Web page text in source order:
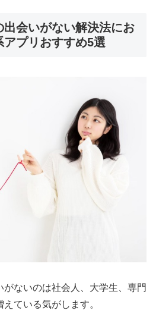
会いがない解決法にお
プリおすすめ5選
ないのは社会人、大学生、専門
ている気がします。